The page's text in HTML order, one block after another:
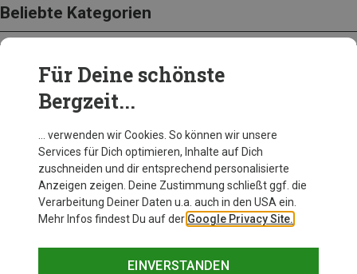
Beliebte Kategorien
BEKLEIDUNG
Für Deine schönste
Bergzeit...
… verwenden wir Cookies. So können wir unsere
Services für Dich optimieren, Inhalte auf Dich
zuschneiden und dir entsprechend personalisierte
Anzeigen zeigen. Deine Zustimmung schließt ggf. die
Verarbeitung Deiner Daten u.a. auch in den USA ein.
Mehr Infos findest Du auf der Google Privacy Site.
EINVERSTANDEN